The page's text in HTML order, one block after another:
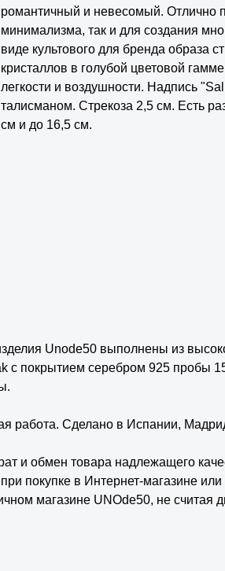
романтичный и невесомый. Отлично
минимализма, так и для создания
виде культового для бренда образа
кристаллов в голубой цветовой
легкости и воздушности. Надпись
талисманом. Стрекоза 2,5 см. Есть
см и до 16,5 см.
Unode50 выполнены из
с покрытием серебром 925 пробы
работа. Сделано в Испании,
и обмен товара надлежащего
покупке в Интернет-магазине
магазине UNOde50, не считая